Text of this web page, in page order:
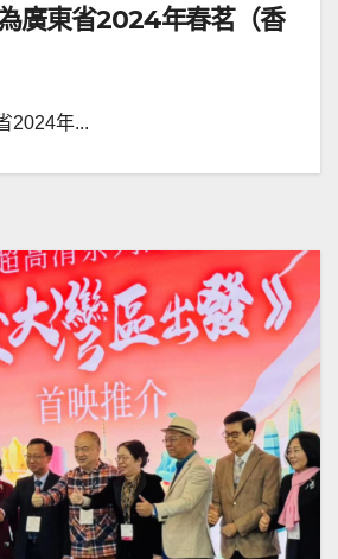
廣東省2024年春茗（香
2024年...